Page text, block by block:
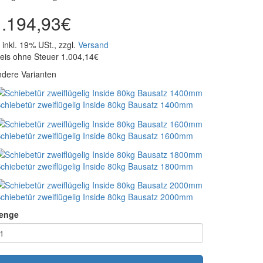
19% USt., zzgl. Versand
ohne Steuer 1.004,14€
Varianten
zweiflügelig Inside 80kg Bausatz 1400mm
zweiflügelig Inside 80kg Bausatz 1600mm
zweiflügelig Inside 80kg Bausatz 1800mm
zweiflügelig Inside 80kg Bausatz 2000mm